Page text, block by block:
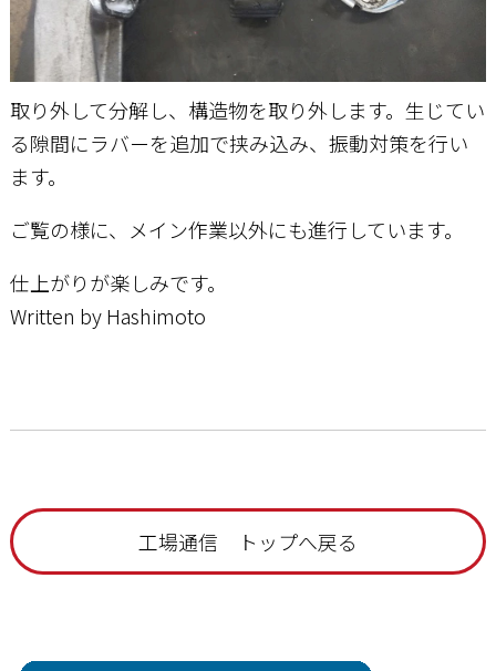
取り外して分解し、構造物を取り外します。生じてい
る隙間にラバーを追加で挟み込み、振動対策を行い
ます。
ご覧の様に、メイン作業以外にも進行しています。
仕上がりが楽しみです。
Written by Hashimoto
工場通信 トップへ戻る